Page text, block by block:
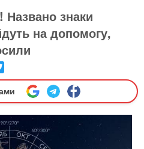
Названо знаки
на допомогу,